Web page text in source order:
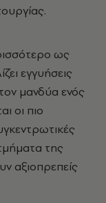
ως
εγγυήσεις
μανδύα ενός
οι πιο
της
αξιοπρεπείς